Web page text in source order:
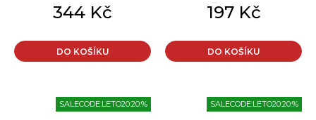
344 Kč
DO KOŠÍKU
krabička
197 Kč
DO KOŠÍKU
SALECODE:LETO20:20:% SALECODE:LETO20:20:%